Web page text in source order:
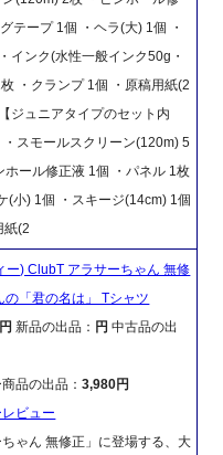
テープ 1個 ・ヘラ(大) 1個 ・
インク(水性一般インク50g・
・クランプ 1個 ・原稿用紙(2
ジュニアタイプのセット内
スモールスクリーン(120m) 5
ール修正液 1個 ・パネル 1枚
(小) 1個 ・スキージ(14cm) 1個
紙(2
ー) ClubT アラサーちゃん 無修
の「君の名は」 Tシャツ
新品の出品： 円 中古品の出
品の出品：3,980円
ビュー
ちゃん 無修正」に登場する、大